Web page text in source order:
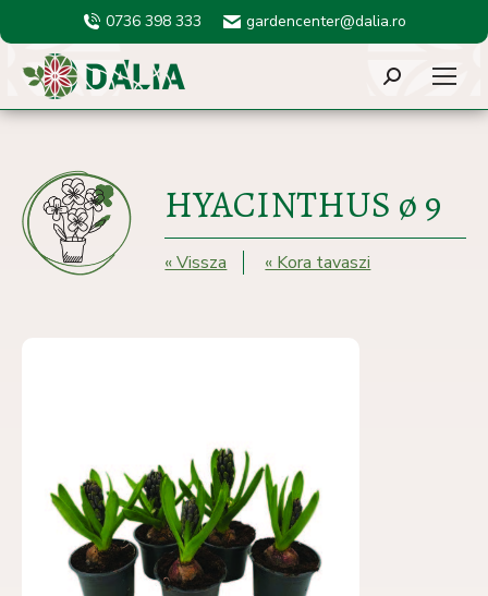
0736 398 333 gardencenter@dalia.ro
Search:
HYACINTHUS ø 9
« Vissza « Kora tavaszi